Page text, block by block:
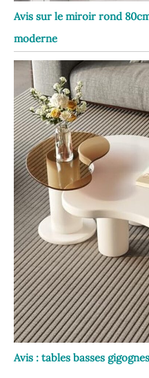
Avis sur le miroir rond
moderne
Avis : tables basses